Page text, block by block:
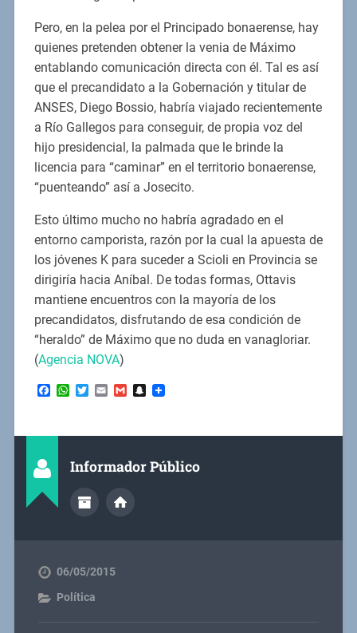
Pero, en la pelea por el Principado bonaerense, hay
quienes pretenden obtener la venia de Máximo
entablando comunicación directa con él. Tal es así
que el precandidato a la Gobernación y titular de
ANSES, Diego Bossio, habría viajado recientemente
a Río Gallegos para conseguir, de propia voz del
hijo presidencial, la palmada que le brinde la
licencia para “caminar” en el territorio bonaerense,
“puenteando” así a Josecito.
Esto último mucho no habría agradado en el
entorno camporista, razón por la cual la apuesta de
los jóvenes K para suceder a Scioli en Provincia se
dirigiría hacia Aníbal. De todas formas, Ottavis
mantiene encuentros con la mayoría de los
precandidatos, disfrutando de esa condición de
“heraldo” de Máximo que no duda en vanagloriar.
(Agencia NOVA)
Facebook
WhatsApp
Twitter
EmailGmailSnapchat
Informador Público
06/05/2015
Política